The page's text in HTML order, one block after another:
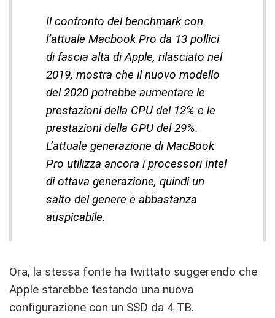
Il confronto del benchmark con
l’attuale Macbook Pro da 13 pollici
di fascia alta di Apple, rilasciato nel
2019, mostra che il nuovo modello
del 2020 potrebbe aumentare le
prestazioni della CPU del 12% e le
prestazioni della GPU del 29%.
L’attuale generazione di MacBook
Pro utilizza ancora i processori Intel
di ottava generazione, quindi un
salto del genere è abbastanza
auspicabile.
Ora, la stessa fonte ha twittato suggerendo che
Apple starebbe testando una nuova
configurazione con un SSD da 4 TB.